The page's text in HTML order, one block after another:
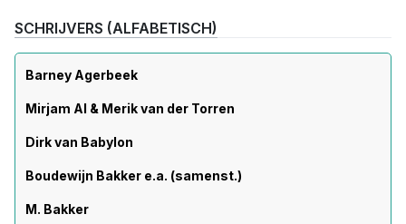
SCHRIJVERS (ALFABETISCH)
Barney Agerbeek
Mirjam Al & Merik van der Torren
Dirk van Babylon
Boudewijn Bakker e.a. (samenst.)
M. Bakker